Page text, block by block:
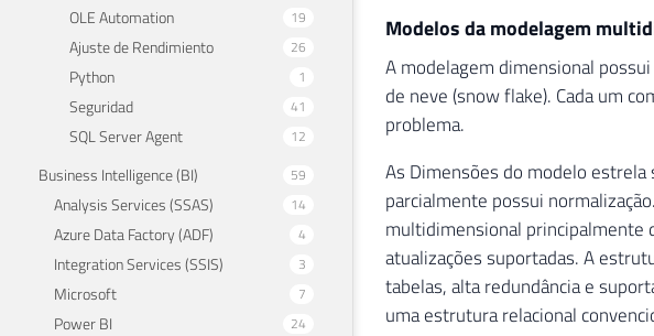
OLE Automation 19
Ajuste de Rendimiento 26
Python 1
Seguridad 41
SQL Server Agent 12
Business Intelligence (BI) 59
Analysis Services (SSAS) 14
Azure Data Factory (ADF) 4
Integration Services (SSIS) 3
Microsoft 7
Power BI 24
Modelos da modelagem
A modelagem dimensional
de neve (snow flake). Cada um
problema.
As Dimensões do modelo
parcialmente possui
multidimensional principalmente
atualizações suportadas. A
tabelas, alta redundância e
uma estrutura relacional